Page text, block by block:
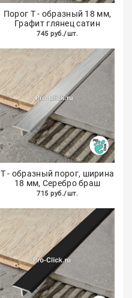
Порог Т - образный 18 мм,
Графит глянец сатин
745 руб./шт.
Т - образный порог, ширина
18 мм, Серебро браш
715 руб./шт.